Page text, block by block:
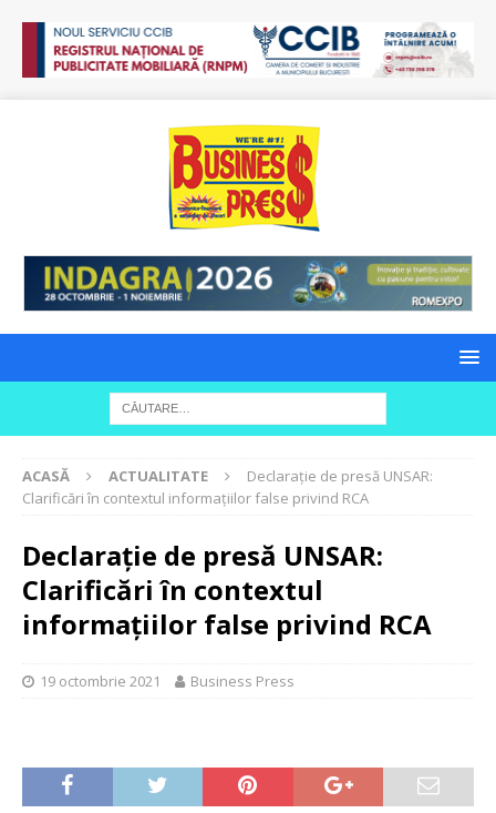
ACASĂ ACTUALITATE
Declarație de presă UNSAR:
Clarificări în contextul informațiilor false privind RCA
Declarație de presă UNSAR:
Clarificări în contextul
informațiilor false privind RCA
19 octombrie 2021 Business Press